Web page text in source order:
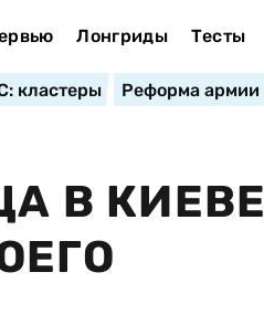
Лонгриды Тесты
кластеры Реформа армии
В КИЕВЕ